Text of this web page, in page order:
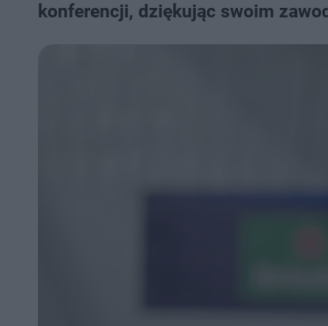
konferencji, dziękując swoim